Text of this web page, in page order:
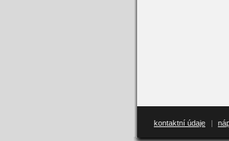
kontaktní údaje |